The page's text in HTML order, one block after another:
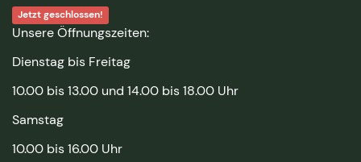
Jetzt geschlossen!
Unsere Öffnungszeiten:
Dienstag bis Freitag
10.00 bis 13.00 und 14.00 bis 18.00 Uhr
Samstag
10.00 bis 16.00 Uhr